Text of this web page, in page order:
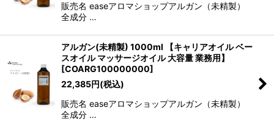
販売名 easeアロマショップアルガン（未精製）
全成分 …
アルガン(未精製) 1000ml 【キャリアオイル ベー
スオイル マッサージオイル 大容量 業務用】
[COARG100000000]
22,385円(税込)
販売名 easeアロマショップアルガン（未精製）
全成分 …